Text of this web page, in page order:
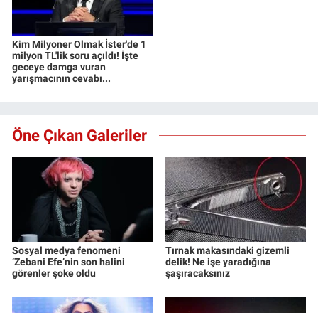
Kim Milyoner Olmak İster'de 1
milyon TL'lik soru açıldı! İşte
geceye damga vuran
yarışmacının cevabı...
Öne Çıkan Galeriler
Sosyal medya fenomeni
‘Zebani Efe’nin son halini
görenler şoke oldu
Tırnak makasındaki gizemli
delik! Ne işe yaradığına
şaşıracaksınız